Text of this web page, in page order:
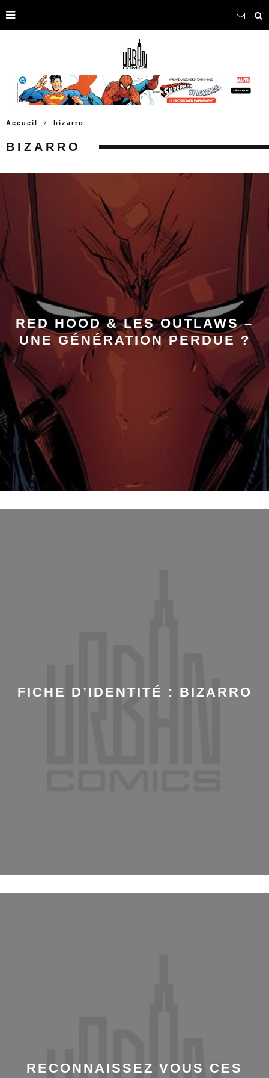
Accueil bizarro
BIZARRO
RED HOOD & LES OUTLAWS –
UNE GÉNÉRATION PERDUE ?
FICHE D’IDENTITÉ : BIZARRO
RECONNAISSEZ VOUS CES